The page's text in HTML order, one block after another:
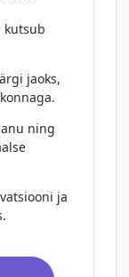
kutsub
jaoks,
ning
ja